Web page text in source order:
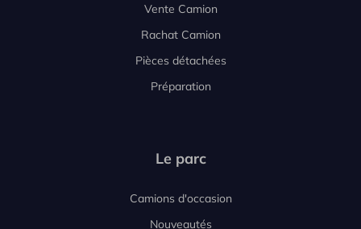
Vente Camion
Rachat Camion
Pièces détachées
Préparation
Le parc
Camions d'occasion
Nouveautés